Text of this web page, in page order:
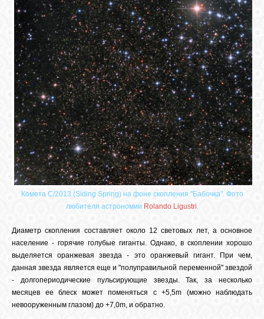
Комета C/2013 (Siding Spring) на фоне скопления "Бабочка". Фото
любителя астрономии Rolando Ligustri.
Диаметр скопления составляет около 12 световых лет, а основное
население - горячие голубые гиганты. Однако, в скоплении хорошо
выделяется оранжевая звезда - это оранжевый гигант. При чем,
данная звезда является еще и "полуправильной переменной" звездой
- долгопериодические пульсирующие звезды. Так, за несколько
месяцев ее блеск может поменяться с +5,5m (можно наблюдать
невооруженным глазом) до +7,0m, и обратно.